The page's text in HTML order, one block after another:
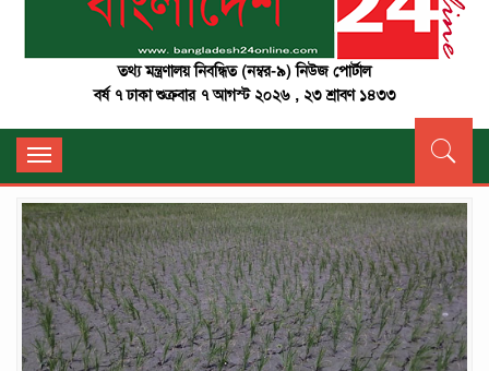
তথ্য মন্ত্রণালয় নিবন্ধিত (নম্বর-৯) নিউজ পোর্টাল
বর্ষ ৭ ঢাকা শুক্রবার ৭ আগস্ট ২০২৬ , ২৩ শ্রাবণ ১৪৩৩
Toggle
navigation